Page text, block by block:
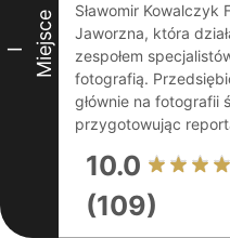
I Miejsce
Sławomir Kowalczyk
Jaworzna, która
zespołem
fotografią.
głównie na fotografii
przygotowując
10.0
(109)